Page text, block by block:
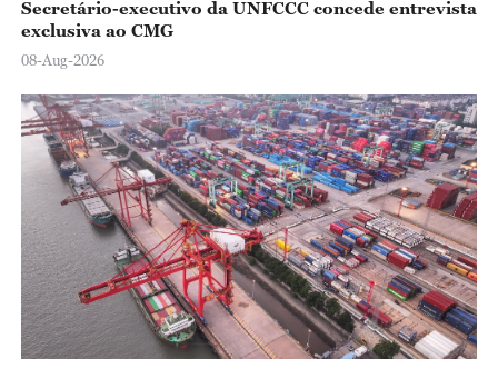
Secretário-executivo da UNFCCC concede entrevista
exclusiva ao CMG
08-Aug-2026